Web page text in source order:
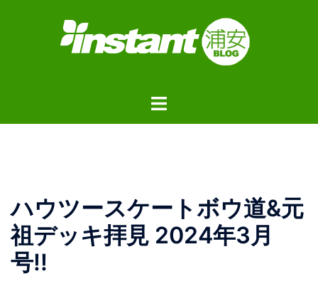
ト
ー
ハウツースケートボウ道&元
祖デッキ拝見 2024年3月
号!!